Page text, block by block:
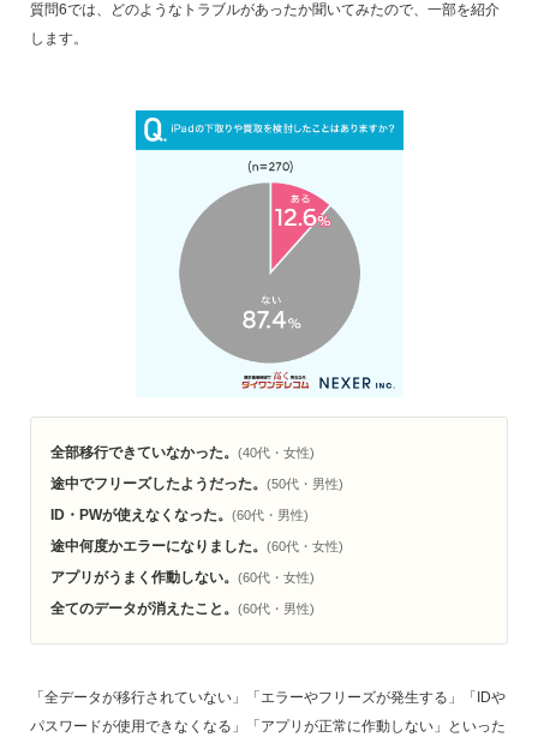
質問6では、どのようなトラブルがあったか聞いてみたので、一部を紹介
します。
全部移行できていなかった。 (40代・女性)
途中でフリーズしたようだった。 (50代・男性)
ID・PWが使えなくなった。 (60代・男性)
途中何度かエラーになりました。 (60代・女性)
アプリがうまく作動しない。 (60代・女性)
全てのデータが消えたこと。 (60代・男性)
「全データが移行されていない」「エラーやフリーズが発生する」「IDや
パスワードが使用できなくなる」「アプリが正常に作動しない」といった